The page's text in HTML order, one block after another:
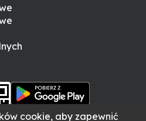
cookie, aby zapewnić